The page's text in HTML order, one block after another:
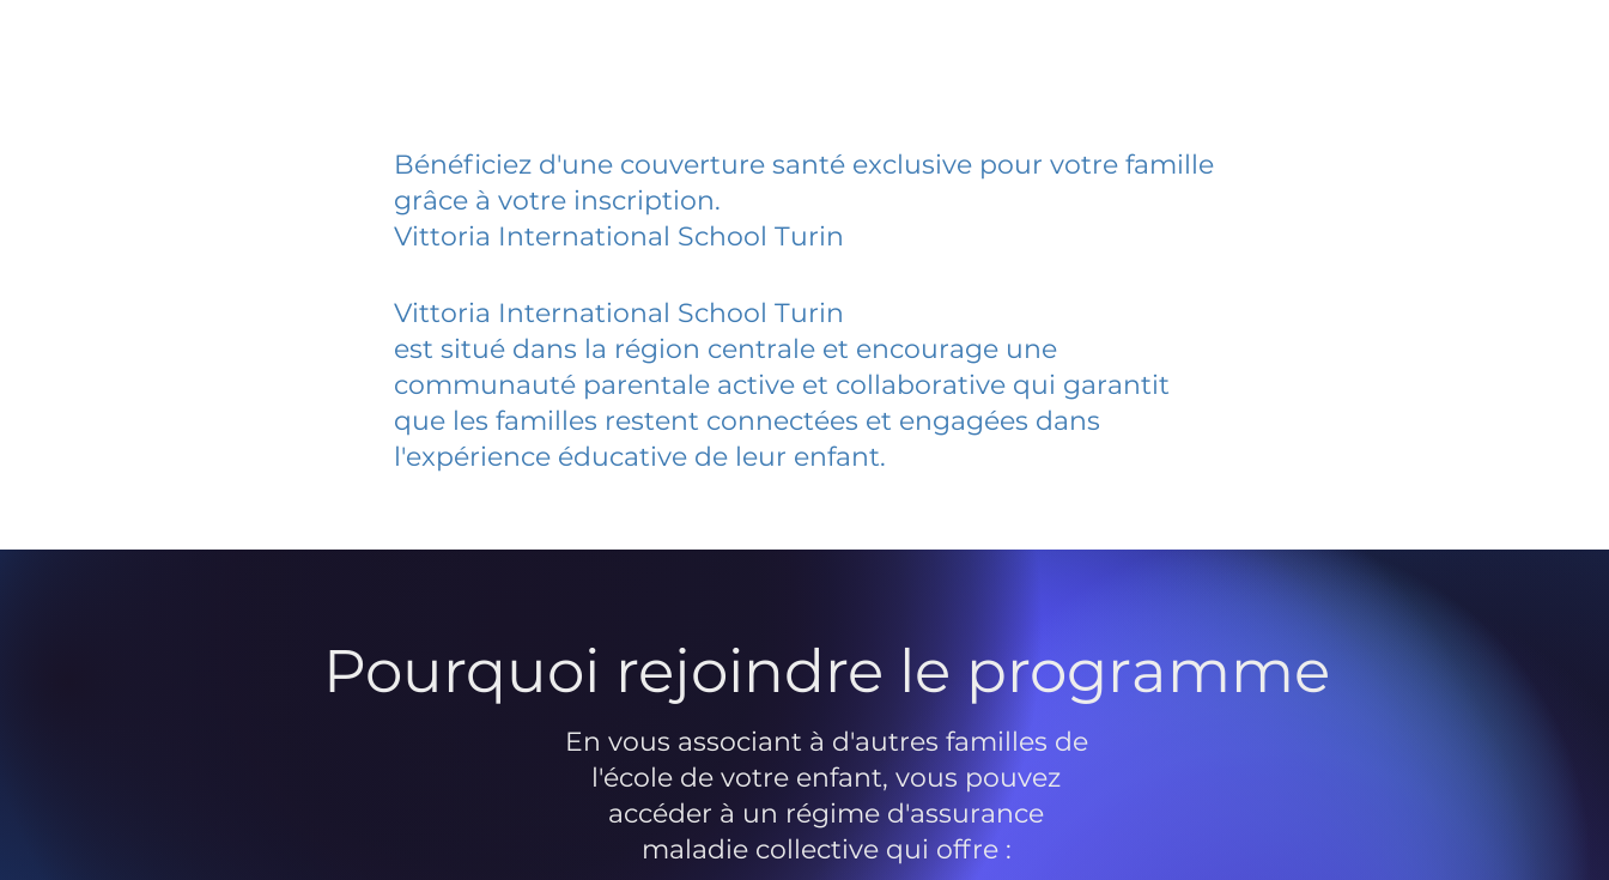
Bénéficiez d'une couverture santé exclusive pour votre famille
grâce à votre inscription.
Vittoria International School Turin
Vittoria International School Turin
est situé dans la région centrale et encourage une
communauté parentale active et collaborative qui garantit
que les familles restent connectées et engagées dans
l'expérience éducative de leur enfant.
Pourquoi rejoindre le programme
En vous associant à d'autres familles de
l'école de votre enfant, vous pouvez
accéder à un régime d'assurance
maladie collective qui offre :